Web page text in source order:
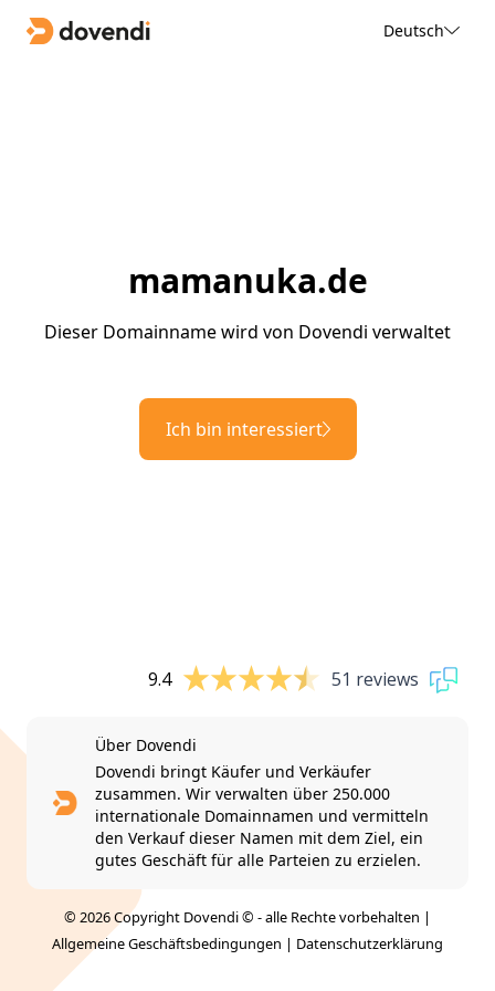
Deutsch
mamanuka.de
Dieser Domainname wird von Dovendi verwaltet
Ich bin interessiert
9.4 51 reviews
Über Dovendi
Dovendi bringt Käufer und Verkäufer
zusammen. Wir verwalten über 250.000
internationale Domainnamen und vermitteln
den Verkauf dieser Namen mit dem Ziel, ein
gutes Geschäft für alle Parteien zu erzielen.
© 2026 Copyright Dovendi © - alle Rechte vorbehalten |
Allgemeine Geschäftsbedingungen | Datenschutzerklärung